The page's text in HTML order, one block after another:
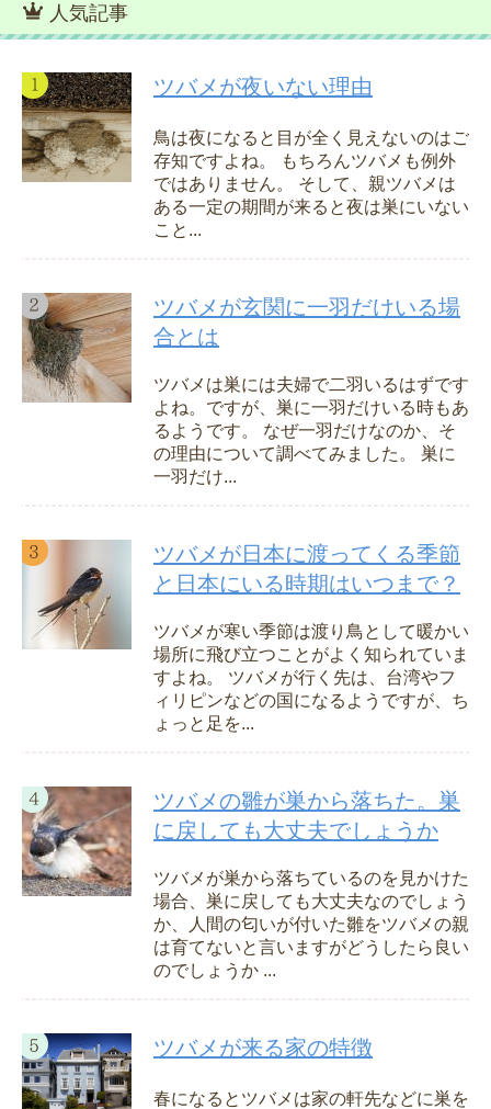
人気記事
ツバメが夜いない理由
鳥は夜になると目が全く見えないのはご
存知ですよね。 もちろんツバメも例外
ではありません。 そして、親ツバメは
ある一定の期間が来ると夜は巣にいない
こと...
ツバメが玄関に一羽だけいる場
合とは
ツバメは巣には夫婦で二羽いるはずです
よね。ですが、巣に一羽だけいる時もあ
るようです。 なぜ一羽だけなのか、そ
の理由について調べてみました。 巣に
一羽だけ...
ツバメが日本に渡ってくる季節
と日本にいる時期はいつまで？
ツバメが寒い季節は渡り鳥として暖かい
場所に飛び立つことがよく知られていま
すよね。 ツバメが行く先は、台湾やフ
ィリピンなどの国になるようですが、ち
ょっと足を...
ツバメの雛が巣から落ちた。巣
に戻しても大丈夫でしょうか
ツバメが巣から落ちているのを見かけた
場合、巣に戻しても大丈夫なのでしょう
か、人間の匂いが付いた雛をツバメの親
は育てないと言いますがどうしたら良い
のでしょうか ...
ツバメが来る家の特徴
春になるとツバメは家の軒先などに巣を